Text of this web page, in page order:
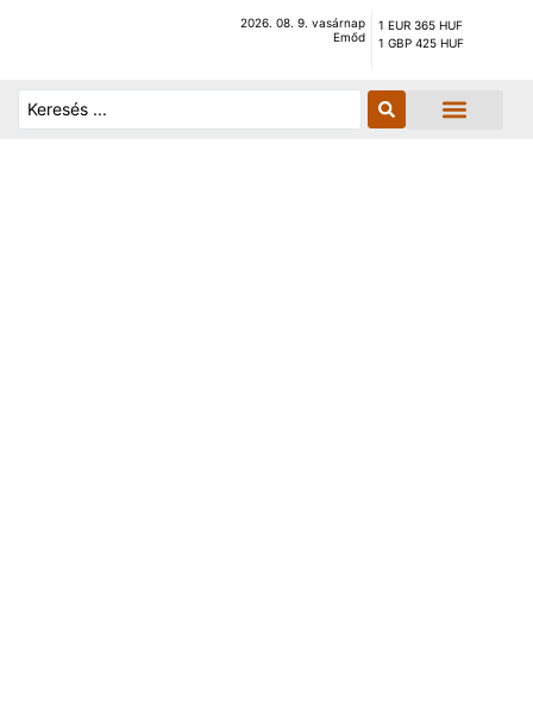
2026. 08. 9. vasárnap
Emőd
1 EUR 365 HUF
1 GBP 425 HUF